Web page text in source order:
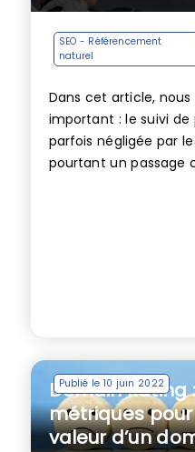
SEO - Référencement
naturel
Dans cet article,
important : le suivi
parfois négligée par
pourtant un passage
Publié le 10 juin 2022
Domain Rating
métriques
valeur d’un